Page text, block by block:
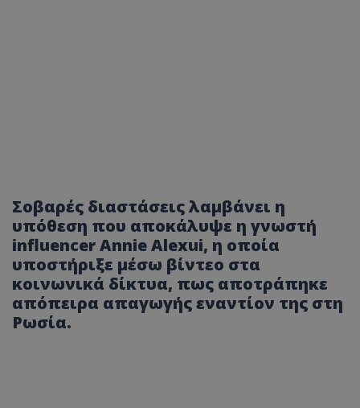
Σοβαρές διαστάσεις λαμβάνει η
υπόθεση που αποκάλυψε η γνωστή
influencer Annie Alexui, η οποία
υποστήριξε μέσω βίντεο στα
κοινωνικά δίκτυα, πως αποτράπηκε
απόπειρα απαγωγής εναντίον της στη
Ρωσία.